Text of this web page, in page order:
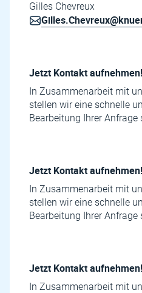
Gilles Chevreux
Jetzt Kontakt aufnehmen!
In Zusammenarbeit mit
stellen wir eine schnelle
Bearbeitung Ihrer Anfrage
Jetzt Kontakt aufnehmen!
In Zusammenarbeit mit
stellen wir eine schnelle
Bearbeitung Ihrer Anfrage
Jetzt Kontakt aufnehmen!
In Zusammenarbeit mit